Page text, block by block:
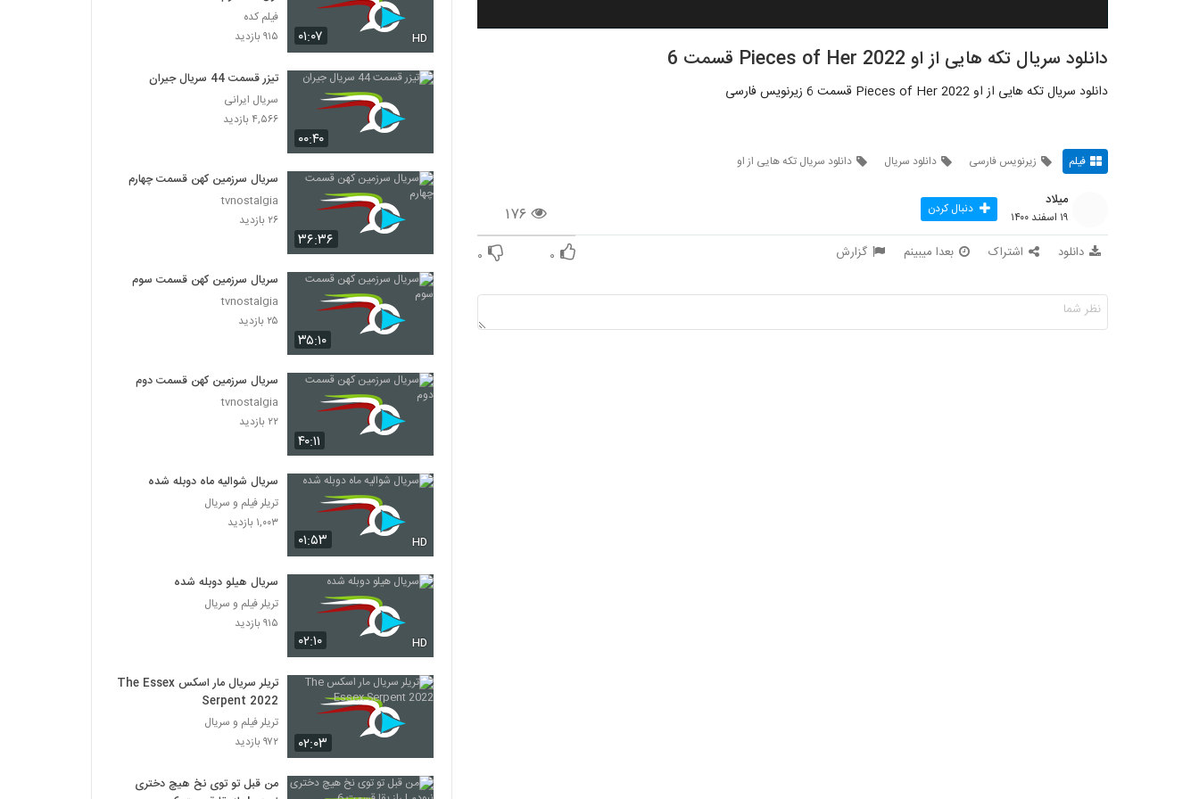
دانلود سریال تکه هایی از او Pieces of Her 2022 قسمت 6
دانلود سریال تکه هایی از او Pieces of Her 2022 قسمت 6 زیرنویس فارسی
فیلم زیرنویس فارسی دانلود سریال دانلود سریال تکه هایی از او
۱۷۶
میلاد
۱۹ اسفند ۱۴۰۰ دنبال کردن
دانلود اشتراک بعدا میبینم گزارش ۰ ۰
۰۱:۰۷ HD
فیلم کده
۹۱۵ بازدید
۰۰:۴۰
تیزر قسمت 44 سریال جیران
سریال ایرانی
۴,۵۶۶ بازدید
۳۶:۳۶
سریال سرزمین کهن قسمت چهارم
tvnostalgia
۲۶ بازدید
۳۵:۱۰
سریال سرزمین کهن قسمت سوم
tvnostalgia
۲۵ بازدید
۴۰:۱۱
سریال سرزمین کهن قسمت دوم
tvnostalgia
۲۲ بازدید
۰۱:۵۳ HD
سریال شوالیه ماه دوبله شده
تریلر فیلم و سریال
۱,۰۰۳ بازدید
۰۲:۱۰ HD
سریال هیلو دوبله شده
تریلر فیلم و سریال
۹۱۵ بازدید
۰۲:۰۳
تریلر سریال مار اسکس The Essex
Serpent 2022
تریلر فیلم و سریال
۹۷۲ بازدید
من قبل تو توی نخ هیچ دختری